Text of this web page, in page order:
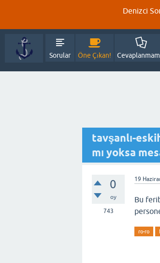
Denizci
Sorular Öne Çıkan!
tavşanlı-
mı yoksa
0
oy
743
19
Bu
ro-ro